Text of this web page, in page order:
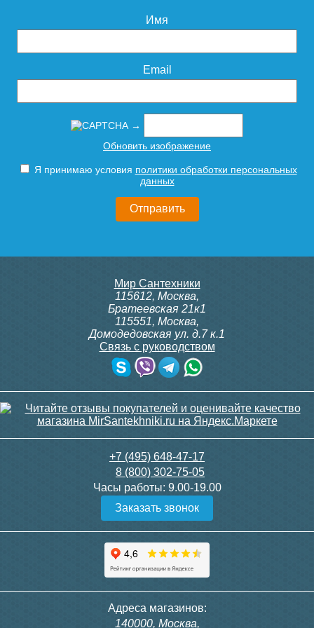
29 300
Подробнее
комплекта Style Line Лима
Подробнее
комплекта Style Line Лима
Подробнее
напольная Style Line
Атлантика 70 Люкс Plus
антискрейч, белая
22 690
Тумба для комплекта
напольная Style Line
ясень перламутр
Тумба для комплекта
Атлантика 70 Люкс Plus,
старое дерево
22 690
Подробнее
Тумба для комплекта
подвесная Style Line
Даллас Леон 120 Люкс
PLUS, серая
Подробнее
подвесная Style Line
Line Даллас Леон 120 3
Имя
Email
→
Обновить изображение
Я принимаю условия политики обработки персональных
данных
Мир Сантехники
115612, Москва,
Братеевская 21к1
115551, Москва,
Домодедовская ул. д.7 к.1
Связь с руководством
+7 (495) 648-47-17
8 (800) 302-75-05
Часы работы: 9.00-19.00
Заказать звонок
Адреса магазинов:
140000, Москва,